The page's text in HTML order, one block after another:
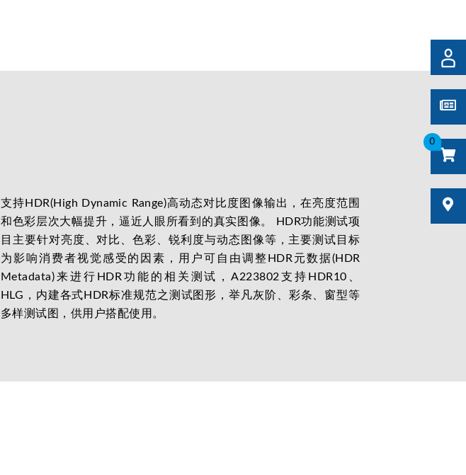
0
支持HDR(High Dynamic Range)高动态对比度图像输出，在亮度范围
和色彩层次大幅提升，逼近人眼所看到的真实图像。 HDR功能测试项
目主要针对亮度、对比、色彩、锐利度与动态图像等，主要测试目标
为影响消费者视觉感受的因素，用户可自由调整HDR元数据(HDR
Metadata)来进行HDR功能的相关测试，A223802支持HDR10、
HLG，内建各式HDR标准规范之测试图形，举凡灰阶、彩条、窗型等
多样测试图，供用户搭配使用。